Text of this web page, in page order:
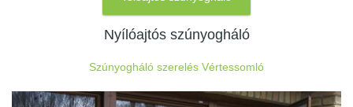
Nyílóajtós szúnyogháló
Szúnyogháló szerelés Vértessomló